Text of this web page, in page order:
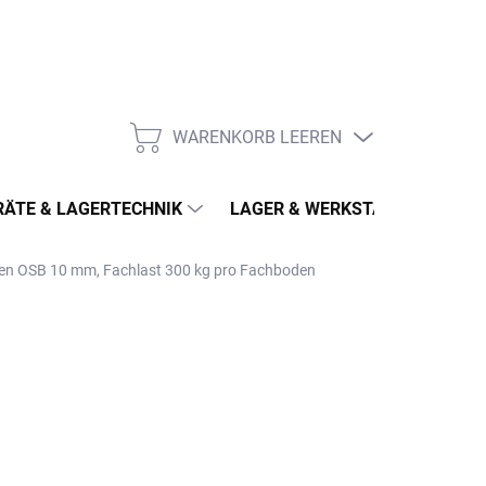
WARENKORB
WARENKORB LEEREN
& LAGERTECHNIK LAGER & WERKSTATT
OSB 10 mm, Fachlast 300 kg pro Fachboden